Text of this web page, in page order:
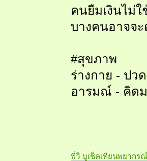
คนยืมเงินไม่
บางคนอาจจ
#สุขภาพ
ร่างกาย - ปว
อารมณ์ - คิดม
พี่วิ บูเช็คเทียนพยากร